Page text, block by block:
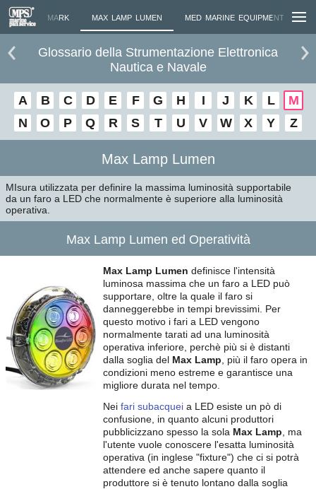
MARK MAX LAMP LUMEN MED MARINE EQUIPMENT...
Glossario della Strumentazione Elettronica
Nautica e Navale
A B C D E F G H I J K L
M
N
O P Q R S T U V W X Y Z
Max Lamp Lumen
MIsura utilizzata per definire la massima luminosità supportabile
da un faro a LED che normalmente è superiore alla luminosità
operativa.
Max Lamp Lumen ed Operatività
Max Lamp Lumen definisce l'intensità
luminosa massima che un faro a LED può
supportare, oltre la quale il faro si
danneggerebbe in tempi brevissimi. Per
questo motivo i fari a LED vengono
normalmente tarati ad una luminosità
operativa inferiore, perchè più si è distanti
dalla soglia del Max Lamp , più il faro opera in
condizioni meno estreme e garantisce una
migliore durata nel tempo.
Nei fari subacquei a LED esiste un pò di
confusione, in quanto alcuni produttori
pubblicizzano spesso la sola Max Lamp , ma
l'utente vuole conoscere l'esatta luminosità
operativa (in inglese "fixture") che ci si potrà
attendere ed anche sapere quanto il
produttore si è tenuto lontano dalla soglia